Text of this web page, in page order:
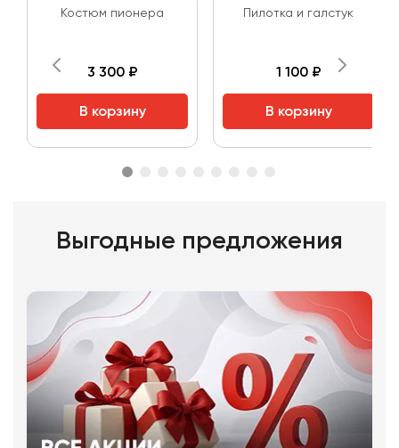
Костюм пионера
3 300 ₽
В корзину
Пилотка и галстук
1 100 ₽
В корзину
Выгодные предложения